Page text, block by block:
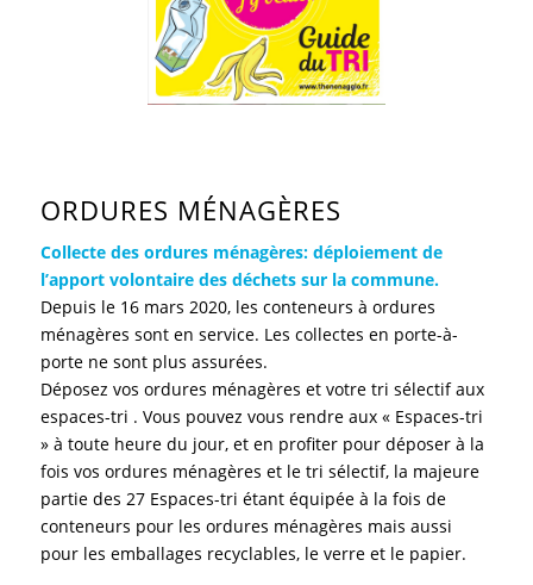
ORDURES MÉNAGÈRES
Collecte des ordures ménagères: déploiement de
l’apport volontaire des déchets sur la commune.
Depuis le 16 mars 2020, les conteneurs à ordures
ménagères sont en service. Les collectes en porte-à-
porte ne sont plus assurées.
Déposez vos ordures ménagères et votre tri sélectif aux
espaces-tri . Vous pouvez vous rendre aux « Espaces-tri
» à toute heure du jour, et en profiter pour déposer à la
fois vos ordures ménagères et le tri sélectif, la majeure
partie des 27 Espaces-tri étant équipée à la fois de
conteneurs pour les ordures ménagères mais aussi
pour les emballages recyclables, le verre et le papier.